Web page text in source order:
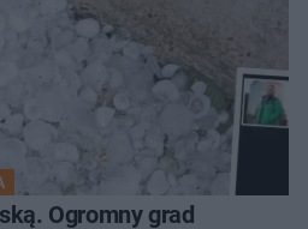
Ogromny grad